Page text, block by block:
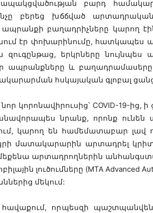
բարդ համակարգ:
բերեց խճճված արտադրական
բաղադրիչները կարող
էր փոխարինումը, հատկապես
զուգընթաց, երկրները
ապրանքները և
հսկայական գլոբալ
կորոնավիրուսից՝ COVID-19-ից,
նրանք, որոնք ունեն
կարող են համեմատաբար լավ
մատակարարին արտադրել
արտադրողներին
լուծումները (MTA Advanced
մեկում:
որպեսզի պաշտպանվեն